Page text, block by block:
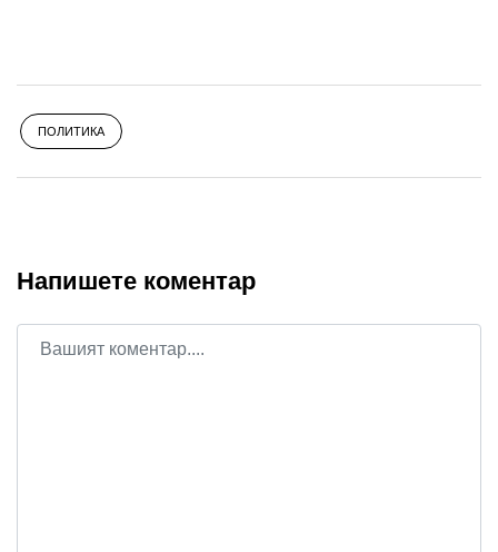
ПОЛИТИКА
Напишете коментар